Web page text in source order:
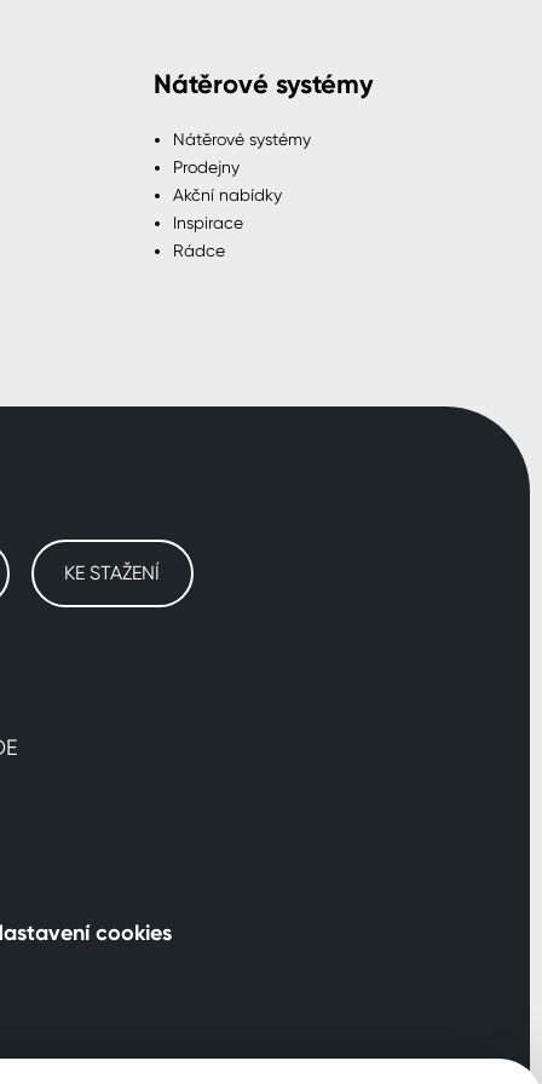
Nátěrové systémy
Nátěrové systémy
Prodejny
Akční nabídky
Inspirace
Rádce
KE STAŽENÍ
cookies